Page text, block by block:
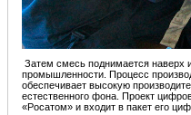
Затем смесь поднимается наверх
промышленности. Процесс
обеспечивает высокую
естественного фона. Проект
«Росатом» и входит в пакет его